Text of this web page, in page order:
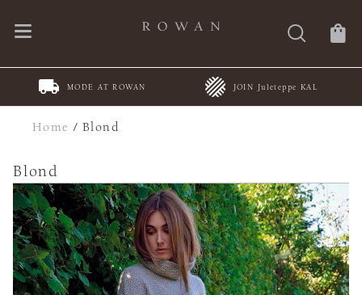
MODE AT ROWAN JOIN Juleteppe KAL
Home /Blond
Blond